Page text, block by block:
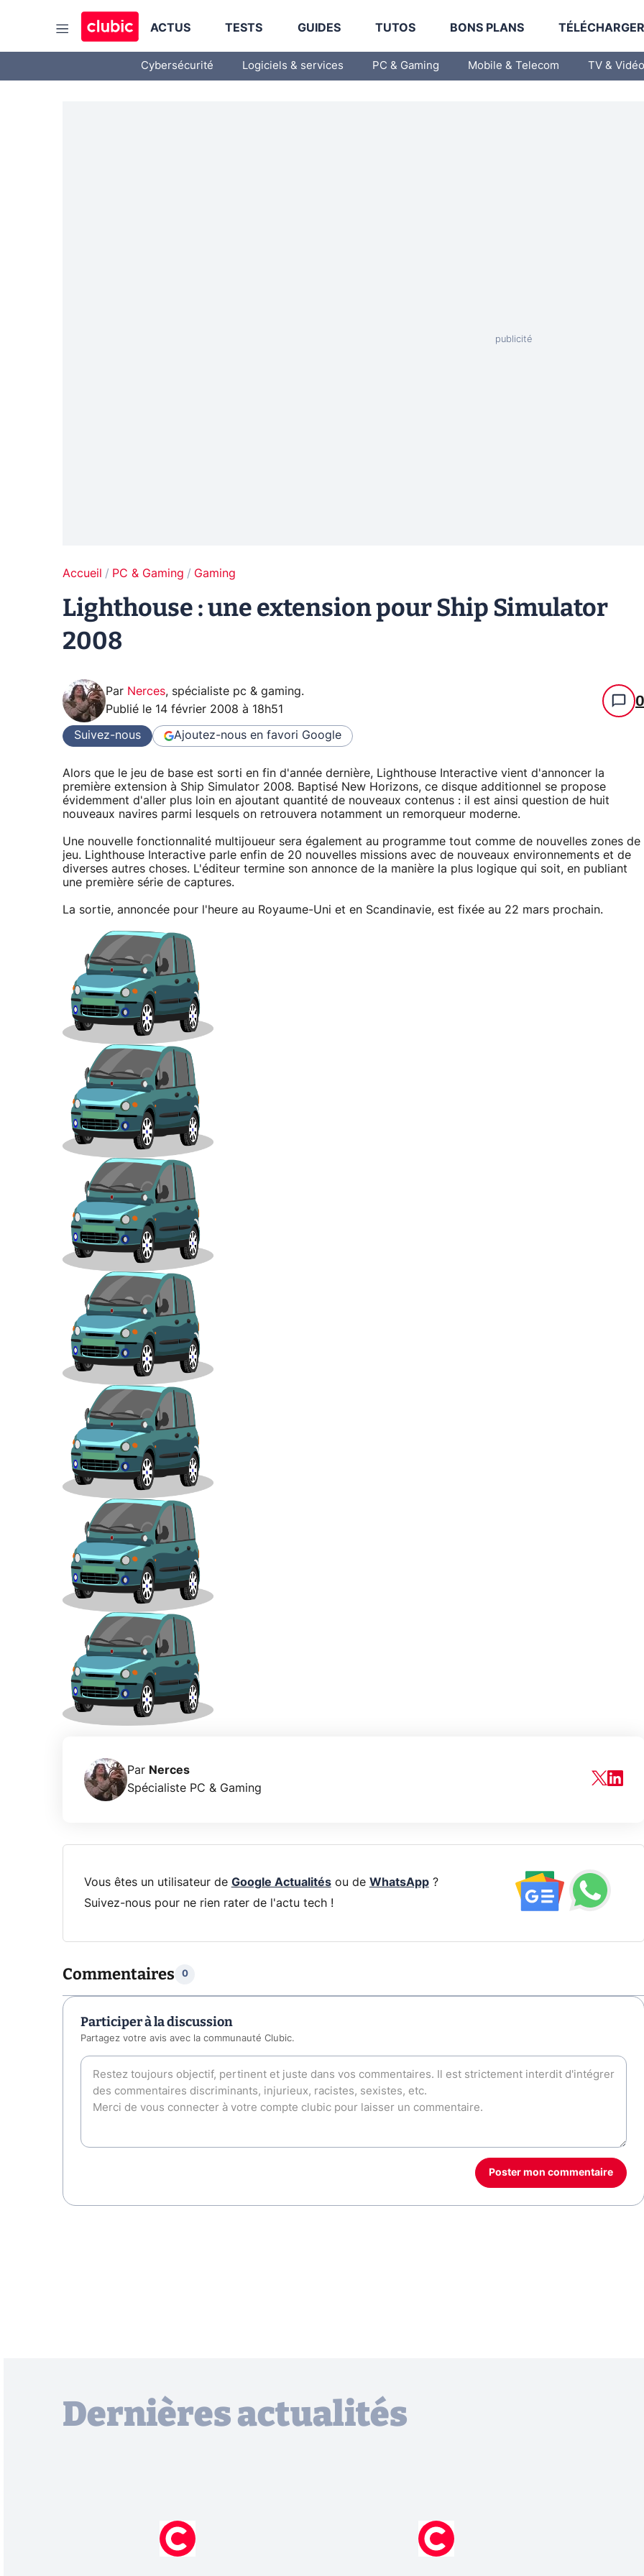
ACTUS TESTS GUIDES TUTOS BONS PLANS
Cybersécurité Logiciels & services PC & Gaming Mobile & Telecom TV & Vidéo
Accueil PC & Gaming Gaming
Lighthouse : une extension pour Ship Simulator
2008
Par Nerces, spécialiste pc & gaming.
Publié le 14 février 2008 à 18h51 0
Suivez-nous Ajoutez-nous en favori Google
Alors que le jeu de base est sorti en fin d'année dernière, Lighthouse Interactive vient d'annoncer la
première extension à Ship Simulator 2008. Baptisé New Horizons, ce disque additionnel se propose
évidemment d'aller plus loin en ajoutant quantité de nouveaux contenus : il est ainsi question de huit
nouveaux navires parmi lesquels on retrouvera notamment un remorqueur moderne.
Une nouvelle fonctionnalité multijoueur sera également au programme tout comme de nouvelles zones de
jeu. Lighthouse Interactive parle enfin de 20 nouvelles missions avec de nouveaux environnements et de
diverses autres choses. L'éditeur termine son annonce de la manière la plus logique qui soit, en publiant
une première série de captures.
La sortie, annoncée pour l'heure au Royaume-Uni et en Scandinavie, est fixée au 22 mars prochain.
Par Nerces
Spécialiste PC & Gaming
Vous êtes un utilisateur de Google Actualitésou de WhatsApp?
Suivez-nous pour ne rien rater de l'actu tech !
Commentaires 0
Participer à la discussion
Partagez votre avis avec la communauté Clubic.
Poster mon commentaire
Dernières actualités